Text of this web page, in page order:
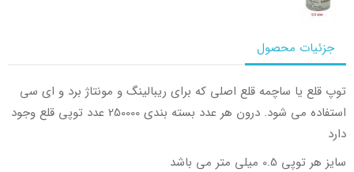
جزئیات محصول
توپ قلع یا ساچمه قلع اصلی که برای ریبالینگ و مونتاژ برد و ای سی
استفاده می شود. درون هر عدد بسته بندی 250000 عدد توپی قلع وجود
دارد
سایز هر توپی 0.5 میلی متر می باشد